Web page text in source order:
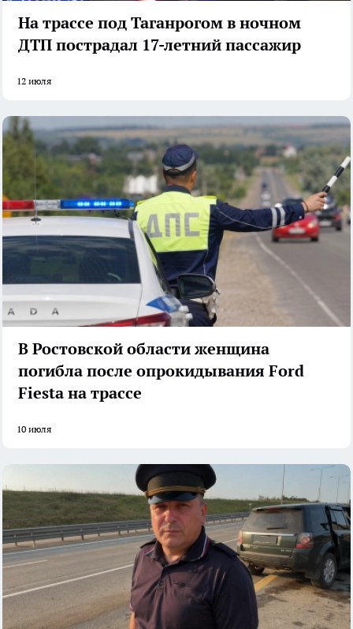
На трассе под Таганрогом в ночном
ДТП пострадал 17-летний пассажир
12 июля
В Ростовской области женщина
погибла после опрокидывания Ford
Fiesta на трассе
10 июля